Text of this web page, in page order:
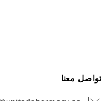
تواصل معنا